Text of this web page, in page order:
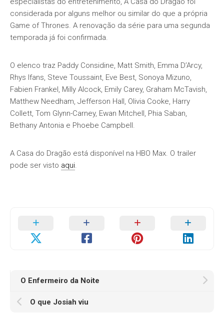
considerada por alguns melhor ou similar do que a própria
Game of Thrones. A renovação da série para uma segunda
temporada já foi confirmada.
O elenco traz Paddy Considine, Matt Smith, Emma D’Arcy,
Rhys Ifans, Steve Toussaint, Eve Best, Sonoya Mizuno,
Fabien Frankel, Milly Alcock, Emily Carey, Graham McTavish,
Matthew Needham, Jefferson Hall, Olivia Cooke, Harry
Collett, Tom Glynn-Carney, Ewan Mitchell, Phia Saban,
Bethany Antonia e Phoebe Campbell.
A Casa do Dragão está disponível na HBO Max. O trailer
pode ser visto aqui.
O Enfermeiro da Noite
O que Josiah viu